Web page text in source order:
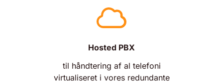
Hosted PBX
til håndtering af al telefoni
virtualiseret i vores redundante